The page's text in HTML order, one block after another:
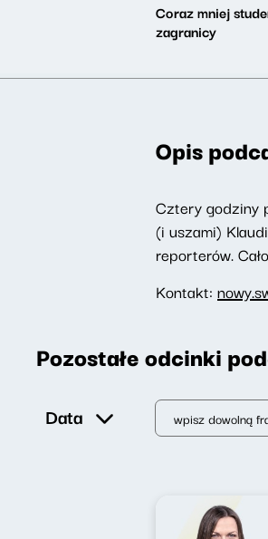
Coraz mniej
zagranicy
Opis
Cztery godziny
(i uszami)
reporterów.
Kontakt:
Pozostałe odcinki
Data